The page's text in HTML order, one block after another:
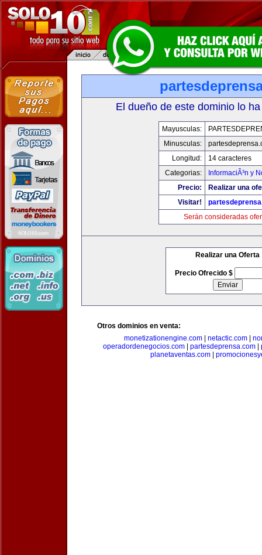
El dueño de este dominio lo
Mayusculas:
Minusculas:
Longitud:
14 caracteres
Categorias:
InformaciÃ³n y
Precio:
Realizar una
Visitar!
Serán consideradas
Realizar una Oferta
Precio Ofrecido $
Otros dominios en venta:
monetizationengine.com| netactic.com|
operadordenegocios.com
partesdeprensa.com
planetaventas.com